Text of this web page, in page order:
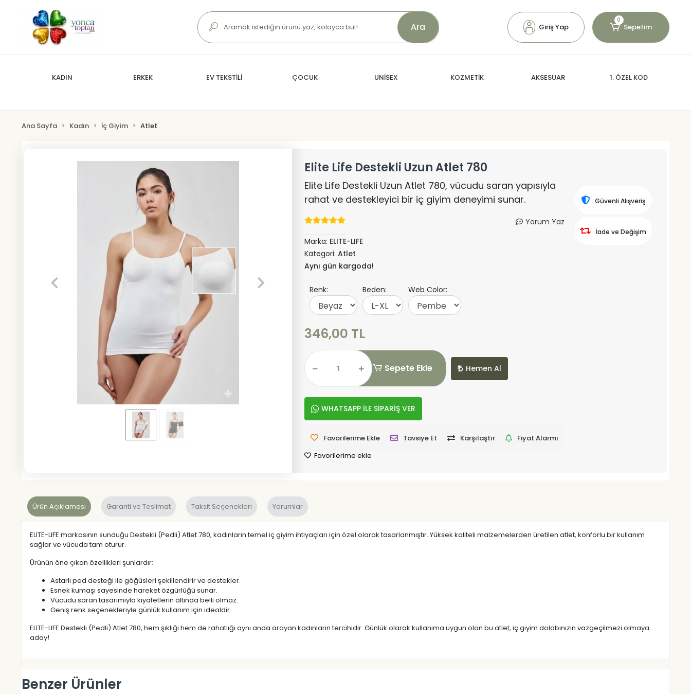
Ara Giriş Yap
0
Sepetim
KADIN ERKEK EV TEKSTİLİ ÇOCUK UNİSEX KOZMETİK AKSESUAR 1. ÖZEL KOD
Ana Sayfa Kadın İç Giyim Atlet
Elite Life Destekli Uzun Atlet 780
Elite Life Destekli Uzun Atlet 780, vücudu saran yapısıyla
rahat ve destekleyici bir iç giyim deneyimi sunar.
Yorum Yaz
Marka: ELITE-LIFE
Kategori: Atlet
Aynı gün kargoda!
Renk: Beden: Web Color:
346,00 TL
Sepete Ekle Hemen Al
WHATSAPP İLE SİPARİŞ VER
Favorilerime Ekle Tavsiye Et Karşılaştır
Fiyat Alarmı
Favorilerime ekle
Güvenli Alışveriş
İade ve Değişim
Ürün Açıklaması Garanti ve Teslimat Taksit Seçenekleri Yorumlar
ELITE-LIFE markasının sunduğu Destekli (Pedli) Atlet 780, kadınların temel iç giyim ihtiyaçları için özel olarak tasarlanmıştır. Yüksek kaliteli malzemelerden üretilen atlet, konforlu bir kullanım
sağlar ve vücuda tam oturur.
Ürünün öne çıkan özellikleri şunlardır:
Astarlı ped desteği ile göğüsleri şekillendirir ve destekler.
Esnek kumaşı sayesinde hareket özgürlüğü sunar.
Vücudu saran tasarımıyla kıyafetlerin altında belli olmaz.
Geniş renk seçenekleriyle günlük kullanım için idealdir.
ELITE-LIFE Destekli (Pedli) Atlet 780, hem şıklığı hem de rahatlığı aynı anda arayan kadınların tercihidir. Günlük olarak kullanıma uygun olan bu atlet, iç giyim dolabınızın vazgeçilmezi olmaya
aday!
Benzer Ürünler